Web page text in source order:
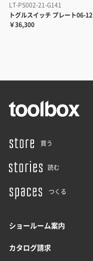
LT-PS002-21-G141
トグルスイッチ プレート06-12
￥36,300
買う
読む
つくる
ショールーム案内
カタログ請求